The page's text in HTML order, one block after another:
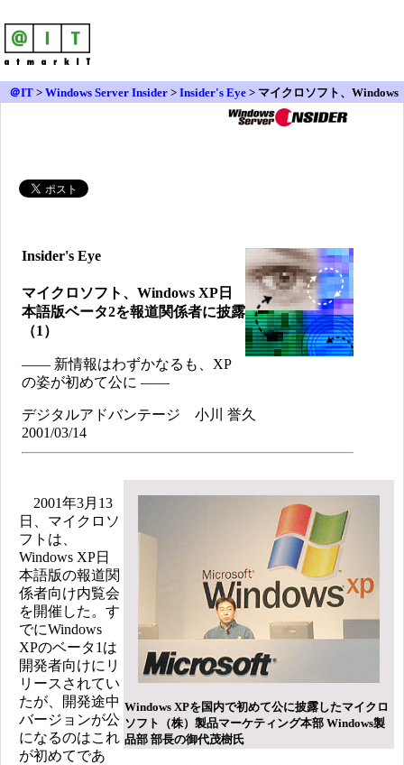
＠IT > Windows Server Insider > Insider's Eye > マイクロソフト、Windows
Insider's Eye
マイクロソフト、Windows XP日
本語版ベータ2を報道関係者に披露
（1）
―― 新情報はわずかなるも、XP
の姿が初めて公に ――
デジタルアドバンテージ 小川 誉久
2001/03/14
Windows XPを国内で初めて公に披露したマイクロ
ソフト（株）製品マーケティング本部 Windows製
品部 部長の御代茂樹氏
2001年3月13
日、マイクロソ
フトは、
Windows XP日
本語版の報道関
係者向け内覧会
を開催した。す
でにWindows
XPのベータ1は
開発者向けにリ
リースされてい
たが、開発途中
バージョンが公
になるのはこれ
が初めてであ